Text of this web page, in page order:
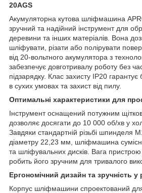
20AGS
Акумуляторна кутова шліфмашина
зручний та надійний інструмент для
деревини та інших матеріалів. Вона
шліфувати, різати або полірувати
від 20-вольтного акумулятора з
забезпечує довготривалу роботу без
підзарядку. Клас захисту IP20
в сухих умовах та захист від пилу.
Оптимальні характеристики для
Інструмент оснащений потужним
дозволяє досягати до 10 000 об/хв у
Завдяки стандартній різьбі шпинделя
діаметру 22,23 мм, шліфмашина сумісна
та шліфувальних дисків. Вага
робить його зручним для тривалого
Ергономічний дизайн та зручність у
Корпус шліфмашини спроектований